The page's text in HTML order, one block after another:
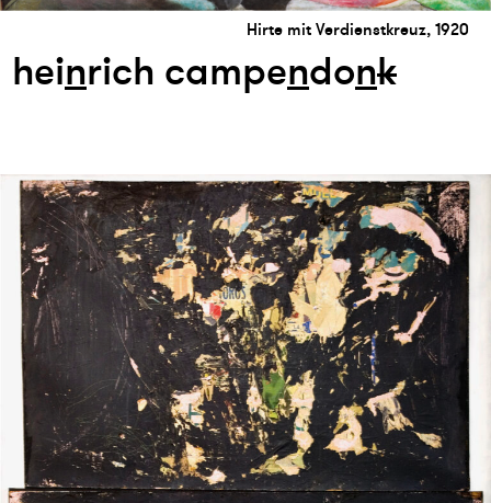
Hirte mit Verdienstkreuz, 1920
heinrich campendonk